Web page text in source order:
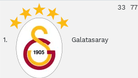
1. Galatasaray
33 77